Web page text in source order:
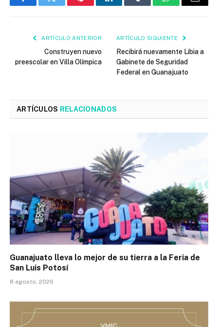
FacebookTwitter PinterestLinkedInTumblr WhatsAppEmail
ARTÍCULO ANTERIOR
Construyen nuevo
preescolar en Villa Olímpica
ARTÍCULO SIGUIENTE
Recibirá nuevamente Libia a
Gabinete de Seguridad
Federal en Guanajuato
ARTÍCULOS RELACIONADOS
Guanajuato lleva lo mejor de su tierra a la Feria de
San Luis Potosí
8 agosto, 2026